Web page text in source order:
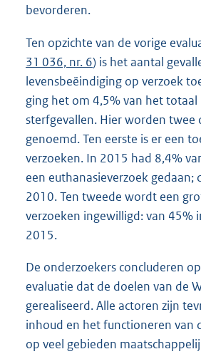
bevorderen.
Ten opzichte van de vorige
31 036, nr. 6) is het aantal
levensbeëindiging op verzoek
ging het om 4,5% van het totaal
sterfgevallen. Hier worden twee
genoemd. Ten eerste is er een
verzoeken. In 2015 had 8,4%
een euthanasieverzoek gedaan;
2010. Ten tweede wordt een
verzoeken ingewilligd: van 45%
2015.
De onderzoekers concluderen
evaluatie dat de doelen van de
gerealiseerd. Alle actoren zijn
inhoud en het functioneren van
op veel gebieden